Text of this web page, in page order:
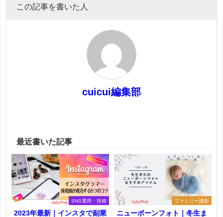
この記事を書いた人
cuicui編集部
最近書いた記事
SNS運用・投稿
2023年最新｜インスタで副業
ファミリー撮影
ニューボーンフォト｜冬生ま